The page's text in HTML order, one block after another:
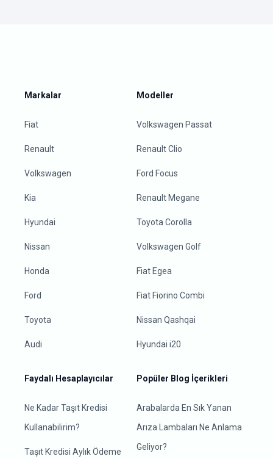
Markalar
Fiat
Renault
Volkswagen
Kia
Hyundai
Nissan
Honda
Ford
Toyota
Audi
Modeller
Volkswagen Passat
Renault Clio
Ford Focus
Renault Megane
Toyota Corolla
Volkswagen Golf
Fiat Egea
Fiat Fiorino Combi
Nissan Qashqai
Hyundai i20
Faydalı Hesaplayıcılar
Ne Kadar Taşıt Kredisi
Kullanabilirim?
Taşıt Kredisi Aylık Ödeme
Popüler Blog İçerikleri
Arabalarda En Sık Yanan
Arıza Lambaları Ne Anlama
Geliyor?